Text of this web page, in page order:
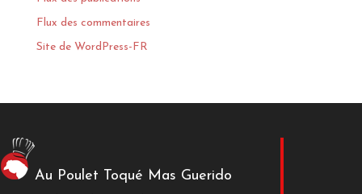
Flux des commentaires
Site de WordPress-FR
Au Poulet Toqué Mas Guerido